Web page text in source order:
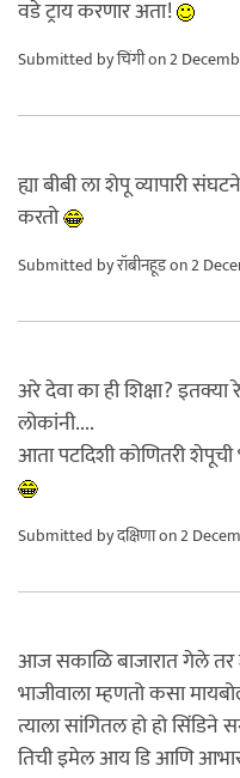
वडे ट्राय करणार अता!
Submitted byचिंगीon 2
ह्या बीबी ला शेपू व्यापारी
करतो
Submitted byरॉबीनहूडon 2
अरे देवा का ही शिक्षा?
लोकांनी....
आता पटदिशी कोणितरी
Submitted byदक्षिणाon 2
आज सकाळि बाजारात गेले तर
भाजीवाला म्हणतो कसा
त्याला सांगितल हो हो
तिची इमेल आय डि आणि